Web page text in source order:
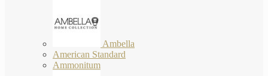
Ambella
American Standard
Ammonitum